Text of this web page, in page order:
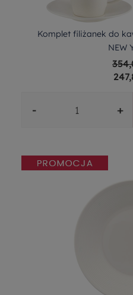
Komplet filiżanek do
NEW
- +